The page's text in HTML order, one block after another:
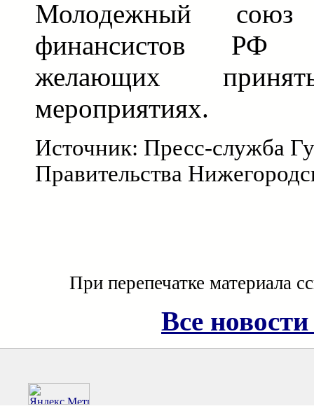
Молодежный
финансистов РФ
желающих
мероприятиях.
Источник: Пресс-служба
Правительства
При перепечатке материала
Все